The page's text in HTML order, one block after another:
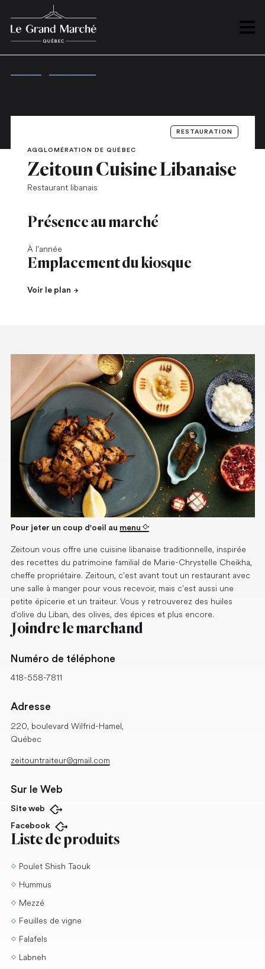
Ouvrir
RESTAURATION
AGGLOMÉRATION DE QUÉBEC
Zeitoun Cuisine Libanaise
Restaurant libanais
Présence au marché
À l'année
Emplacement du kiosque
Voir le plan
Pour jeter un coup d'oeil au menu
Zeitoun vous offre une cuisine libanaise traditionnelle, inspirée
des recettes du patrimoine familial de Marie-Chrystelle Cheikha,
cheffe propriétaire. Zeitoun, c'est avant tout un restaurant avec
une salle à manger pour vous recevoir, mais c'est aussi une
petite épicerie et un traiteur. Vous y retrouverez des huiles
d’olive du Liban, des olives, des épices et plus encore.
Joindre le marchand
Numéro de téléphone
418-558-7811
Adresse
220, boulevard Wilfrid-Hamel,
Québec
zeitountraiteur@gmail.com
Sur le Web
Site webOuvrir dans un nouvel onglet
FacebookOuvrir dans un nouvel onglet
Liste de produits
Poulet Shish Taouk
Hummus
Mezzé
Feuilles de vigne
Falafels
Labneh